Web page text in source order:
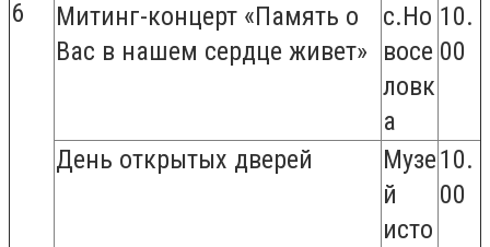
6
Митинг-концерт «Память о
Вас в нашем сердце живет»
с.Но
восе
ловк
а
10.
00
День открытых дверей
Музе
й
исто
10.
00